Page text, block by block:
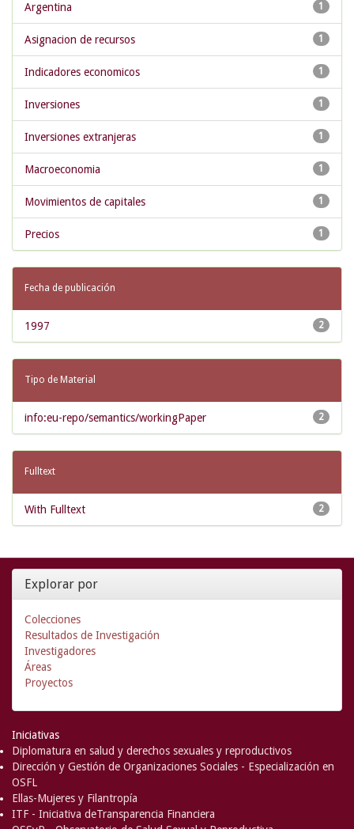
1
Argentina
1
Asignacion de recursos
1
Indicadores economicos
1
Inversiones
1
Inversiones extranjeras
1
Macroeconomia
1
Movimientos de capitales
1
Precios
Fecha de publicación
2
1997
Tipo de Material
2
info:eu-repo/semantics/workingPaper
Fulltext
2
With Fulltext
Explorar por
Colecciones
Resultados de Investigación
Investigadores
Áreas
Proyectos
Iniciativas
Diplomatura en salud y derechos sexuales y reproductivos
Dirección y Gestión de Organizaciones Sociales - Especialización en
OSFL
Ellas-Mujeres y Filantropía
ITF - Iniciativa deTransparencia Financiera